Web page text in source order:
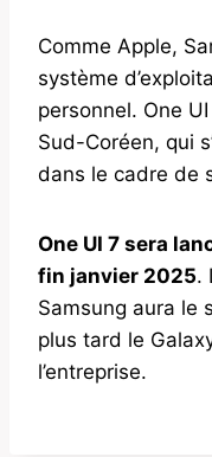
Comme Apple,
système
personnel. One
Sud-Coréen, qui
dans le cadre de
One UI 7 sera
fin janvier 2025.
Samsung aura le
plus tard le
l’entreprise.